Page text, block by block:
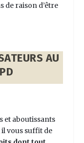
de raison d’être
AU
et aboutissants
vous suffit de